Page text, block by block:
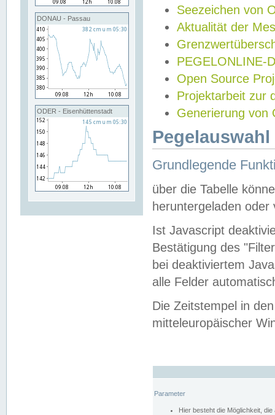
DONAU - Passau
ODER - Eisenhüttenstadt
Seezeichen von
Aktualität der
PEGELONLINE-
Open Source
Projektarbeit zur
Generierung von
Grundlegende
über die Tabelle
heruntergeladen oder
Ist Javascript
Bestätigung des
bei deaktiviertem
alle Felder
Die Zeitstempel in
mitteleuropäischer
Parameter
Hier besteht die Möglichkeit,